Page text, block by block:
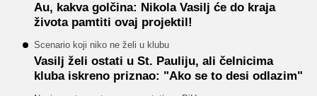
Au, kakva golčina: Nikola Vasilj će do kraja
života pamtiti ovaj projektil!
Scenario koji niko ne želi u klubu
Vasilj želi ostati u St. Pauliju, ali čelnicima
kluba iskreno priznao: "Ako se to desi odlazim"